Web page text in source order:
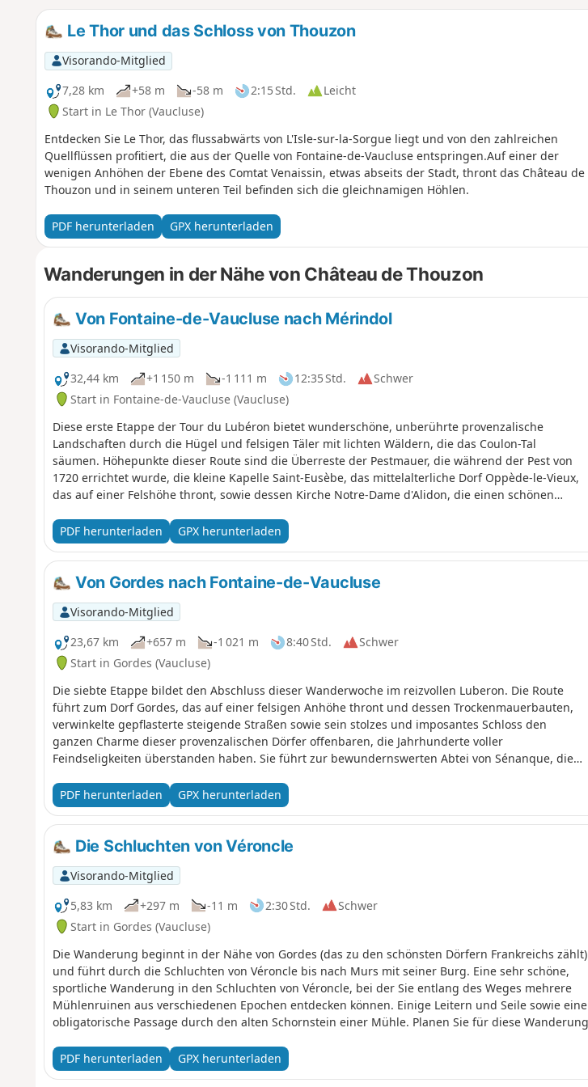
Le Thor und das Schloss von Thouzon
Visorando-Mitglied
7,28 km
+58 m -58 m 2:15 Std.
Leicht
Start in Le Thor (Vaucluse)
Entdecken Sie Le Thor, das flussabwärts von L'Isle-sur-la-Sorgue liegt und von den zahlreichen
Quellflüssen profitiert, die aus der Quelle von Fontaine-de-Vaucluse entspringen.Auf einer der
wenigen Anhöhen der Ebene des Comtat Venaissin, etwas abseits der Stadt, thront das Château de
Thouzon und in seinem unteren Teil befinden sich die gleichnamigen Höhlen.
PDF herunterladen GPX herunterladen
Wanderungen in der Nähe von Château de Thouzon
Von Fontaine-de-Vaucluse nach Mérindol
Visorando-Mitglied
32,44 km
+1 150 m -1 111 m 12:35 Std.
Schwer
Start in Fontaine-de-Vaucluse (Vaucluse)
Diese erste Etappe der Tour du Lubéron bietet wunderschöne, unberührte provenzalische
Landschaften durch die Hügel und felsigen Täler mit lichten Wäldern, die das Coulon-Tal
säumen. Höhepunkte dieser Route sind die Überreste der Pestmauer, die während der Pest von
1720 errichtet wurde, die kleine Kapelle Saint-Eusèbe, das mittelalterliche Dorf Oppède-le-Vieux,
das auf einer Felshöhe thront, sowie dessen Kirche Notre-Dame d'Alidon, die einen schönen
und dessen reformierte Kirche.
PDF herunterladen GPX herunterladen
Von Gordes nach Fontaine-de-Vaucluse
Visorando-Mitglied
23,67 km
+657 m -1 021 m 8:40 Std.
Schwer
Start in Gordes (Vaucluse)
Die siebte Etappe bildet den Abschluss dieser Wanderwoche im reizvollen Luberon. Die Route
führt zum Dorf Gordes, das auf einer felsigen Anhöhe thront und dessen Trockenmauerbauten,
verwinkelte gepflasterte steigende Straßen sowie sein stolzes und imposantes Schloss den
ganzen Charme dieser provenzalischen Dörfer offenbaren, die Jahrhunderte voller
Feindseligkeiten überstanden haben. Sie führt zur bewundernswerten Abtei von Sénanque, die
wird durch den Kontrast zu einem weitläufigen Lavendelfeld besonders hervorgehoben. Durch
die Wälder des Plateaus von Vaucluse besucht er das hübsche kleine Städtchen Saumane-de-
Vaucluse, das auf einem Felsvorsprung thront und von seiner zur Festung umgebauten Burg
geschützt wird. Er steigt hinab nach Fontaine-de-Vaucluse, um die mächtige Quelle der Sorgue
PDF herunterladen GPX herunterladen
Die Schluchten von Véroncle
Visorando-Mitglied
5,83 km
+297 m -11 m 2:30 Std.
Schwer
Start in Gordes (Vaucluse)
Die Wanderung beginnt in der Nähe von Gordes (das zu den schönsten Dörfern Frankreichs zählt)
und führt durch die Schluchten von Véroncle bis nach Murs mit seiner Burg. Eine sehr schöne,
sportliche Wanderung in den Schluchten von Véroncle, bei der Sie entlang des Weges mehrere
Mühlenruinen aus verschiedenen Epochen entdecken können. Einige Leitern und Seile sowie eine
obligatorische Passage durch den alten Schornstein einer Mühle. Planen Sie für diese Wanderung 4
sowie bei zu großer Hitze unternehmen. Lesen Sie die Bewertungen.
PDF herunterladen GPX herunterladen